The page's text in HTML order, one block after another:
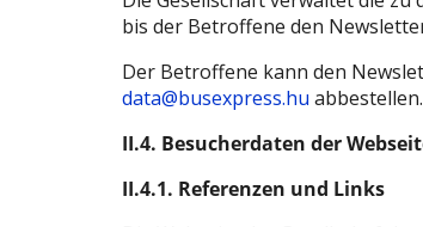
bis der Betroffene den
Der Betroffene kann den
data@busexpress.hu abbestellen.
II.4. Besucherdaten der
II.4.1. Referenzen und Links